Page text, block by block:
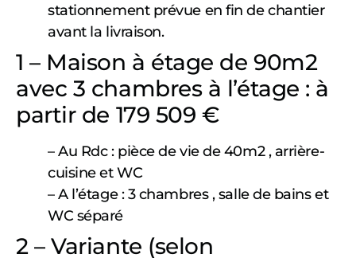
stationnement prévue en fin de chantier
avant la livraison.
1 – Maison à étage de 90m2
avec 3 chambres à l’étage : à
partir de 179 509 €
– Au Rdc : pièce de vie de 40m2 , arrière-
cuisine et WC
– A l’étage : 3 chambres , salle de bains et
WC séparé
2 – Variante (selon